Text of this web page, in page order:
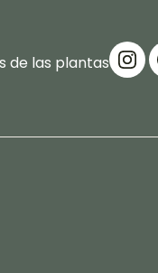
de las plantas